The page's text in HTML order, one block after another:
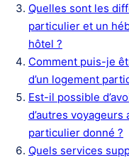
Quelles sont les
particulier et un
hôtel ?
Comment puis-je
d’un logement
Est-il possible
d’autres
particulier donné ?
Quels services